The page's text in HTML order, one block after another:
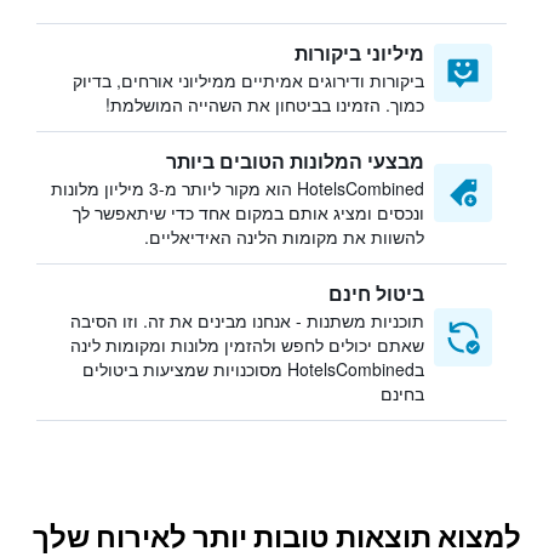
מיליוני ביקורות
ביקורות ודירוגים אמיתיים ממיליוני אורחים, בדיוק
כמוך. הזמינו בביטחון את השהייה המושלמת!
מבצעי המלונות הטובים ביותר
HotelsCombined הוא מקור ליותר מ-3 מיליון מלונות
ונכסים ומציג אותם במקום אחד כדי שיתאפשר לך
להשוות את מקומות הלינה האידיאליים.
ביטול חינם
תוכניות משתנות - אנחנו מבינים את זה. וזו הסיבה
שאתם יכולים לחפש ולהזמין מלונות ומקומות לינה
בHotelsCombined מסוכנויות שמציעות ביטולים
בחינם
למצוא תוצאות טובות יותר לאירוח שלך